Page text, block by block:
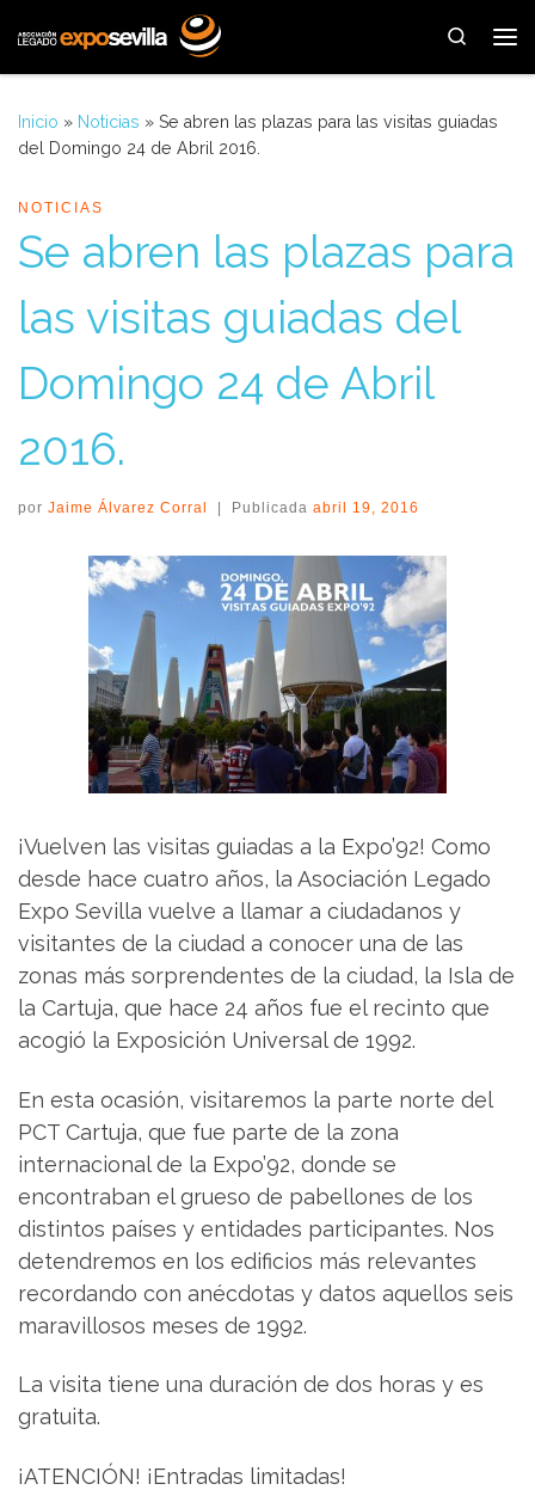
Saltar al contenido
Search
Inicio » Noticias » Se abren las plazas para las visitas guiadas
del Domingo 24 de Abril 2016.
NOTICIAS
Se abren las plazas para
las visitas guiadas del
Domingo 24 de Abril
2016.
por Jaime Álvarez Corral | Publicada abril 19, 2016
¡Vuelven las visitas guiadas a la Expo’92! Como
desde hace cuatro años, la Asociación Legado
Expo Sevilla vuelve a llamar a ciudadanos y
visitantes de la ciudad a conocer una de las
zonas más sorprendentes de la ciudad, la Isla de
la Cartuja, que hace 24 años fue el recinto que
acogió la Exposición Universal de 1992.
En esta ocasión, visitaremos la parte norte del
PCT Cartuja, que fue parte de la zona
internacional de la Expo’92, donde se
encontraban el grueso de pabellones de los
distintos países y entidades participantes. Nos
detendremos en los edificios más relevantes
recordando con anécdotas y datos aquellos seis
maravillosos meses de 1992.
La visita tiene una duración de dos horas y es
gratuita.
¡ATENCIÓN! ¡Entradas limitadas!